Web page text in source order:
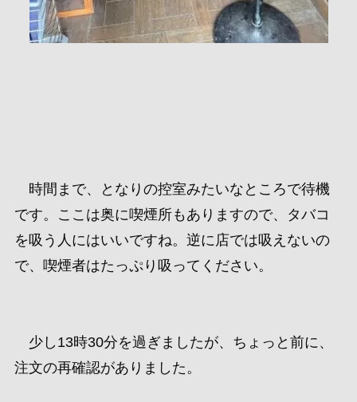
時間まで、となりの控室みたいなところで待機
です。ここは奥に喫煙所もありますので、タバコ
を吸う人にはいいですね。逆に店では吸えないの
で、喫煙者はたっぷり吸ってください。
少し13時30分を過ぎましたが、ちょっと前に、
注文の再確認がありました。